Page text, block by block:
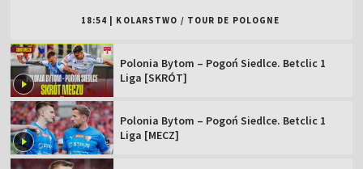
18:54 KOLARSTWO / TOUR DE POLOGNE
Polonia Bytom – Pogoń Siedlce. Betclic 1
Liga [SKRÓT]
Polonia Bytom – Pogoń Siedlce. Betclic 1
Liga [MECZ]